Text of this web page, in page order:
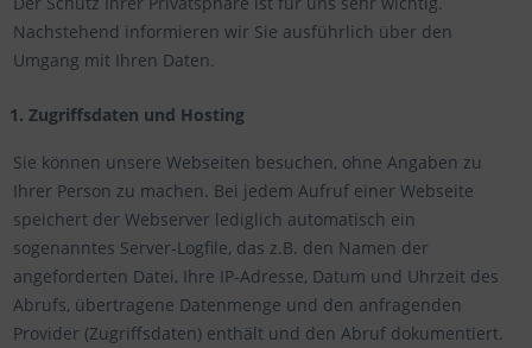
Nachstehend informieren wir Sie ausführlich über den
Umgang mit Ihren Daten.
1. Zugriffsdaten und Hosting
Sie können unsere Webseiten besuchen, ohne Angaben zu
Ihrer Person zu machen. Bei jedem Aufruf einer Webseite
speichert der Webserver lediglich automatisch ein
sogenanntes Server-Logfile, das z.B. den Namen der
angeforderten Datei, Ihre IP-Adresse, Datum und Uhrzeit des
Abrufs, übertragene Datenmenge und den anfragenden
Provider (Zugriffsdaten) enthält und den Abruf dokumentiert.